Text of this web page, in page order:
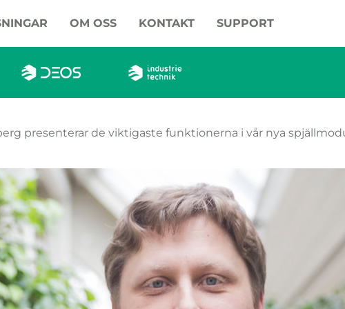
OM OSS KONTAKT SUPPORT
presenterar de viktigaste funktionerna i vår nya